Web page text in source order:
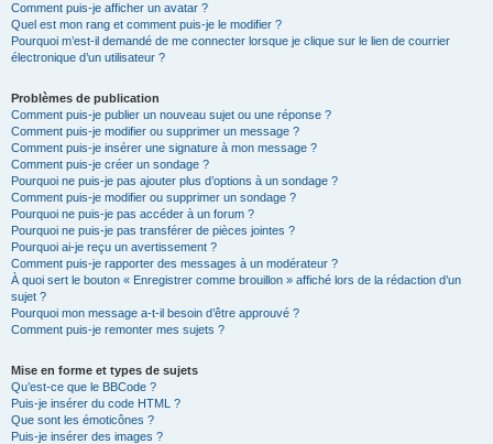
Comment puis-je afficher un avatar ?
Quel est mon rang et comment puis-je le modifier ?
Pourquoi m’est-il demandé de me connecter lorsque je clique sur le lien de courrier
électronique d’un utilisateur ?
Problèmes de publication
Comment puis-je publier un nouveau sujet ou une réponse ?
Comment puis-je modifier ou supprimer un message ?
Comment puis-je insérer une signature à mon message ?
Comment puis-je créer un sondage ?
Pourquoi ne puis-je pas ajouter plus d’options à un sondage ?
Comment puis-je modifier ou supprimer un sondage ?
Pourquoi ne puis-je pas accéder à un forum ?
Pourquoi ne puis-je pas transférer de pièces jointes ?
Pourquoi ai-je reçu un avertissement ?
Comment puis-je rapporter des messages à un modérateur ?
À quoi sert le bouton « Enregistrer comme brouillon » affiché lors de la rédaction d’un
sujet ?
Pourquoi mon message a-t-il besoin d’être approuvé ?
Comment puis-je remonter mes sujets ?
Mise en forme et types de sujets
Qu’est-ce que le BBCode ?
Puis-je insérer du code HTML ?
Que sont les émoticônes ?
Puis-je insérer des images ?